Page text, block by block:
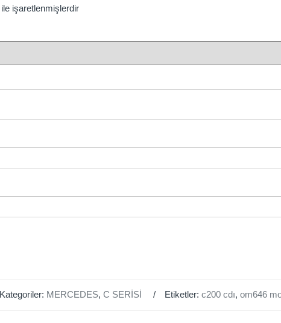
ile işaretlenmişlerdir
Kategoriler: MERCEDES, C SERİSİ Etiketler: c200 cdı, om646